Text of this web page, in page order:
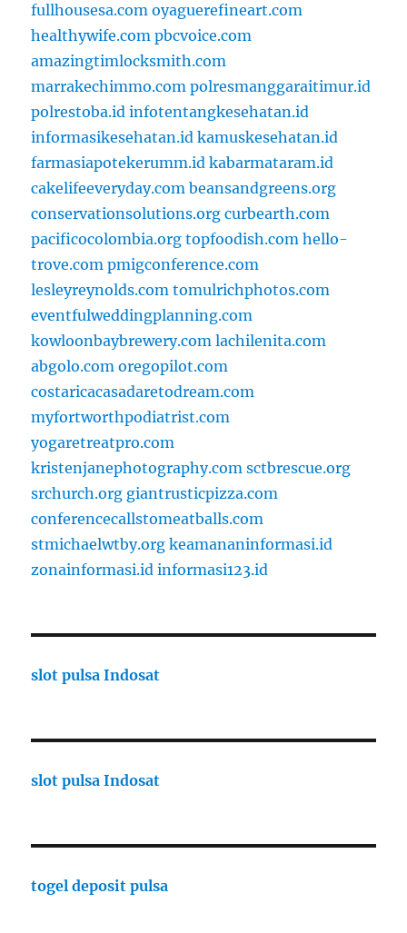
fullhousesa.com oyaguerefineart.com
healthywife.com pbcvoice.com
amazingtimlocksmith.com
marrakechimmo.com polresmanggaraitimur.id
polrestoba.id infotentangkesehatan.id
informasikesehatan.id kamuskesehatan.id
farmasiapotekerumm.id kabarmataram.id
cakelifeeveryday.com beansandgreens.org
conservationsolutions.org curbearth.com
pacificocolombia.org topfoodish.com hello-
trove.com pmigconference.com
lesleyreynolds.com tomulrichphotos.com
eventfulweddingplanning.com
kowloonbaybrewery.com lachilenita.com
abgolo.com oregopilot.com
costaricacasadaretodream.com
myfortworthpodiatrist.com
yogaretreatpro.com
kristenjanephotography.com sctbrescue.org
srchurch.org giantrusticpizza.com
conferencecallstomeatballs.com
stmichaelwtby.org keamananinformasi.id
zonainformasi.id informasi123.id
slot pulsa Indosat
slot pulsa Indosat
togel deposit pulsa